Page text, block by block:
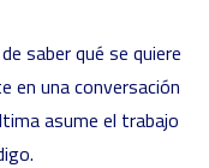
saber qué se quiere
en una conversación
asume el trabajo